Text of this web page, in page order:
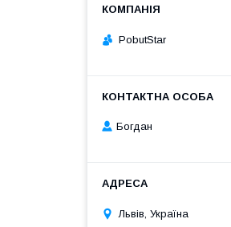
PobutStar
Богдан
Львів, Україна